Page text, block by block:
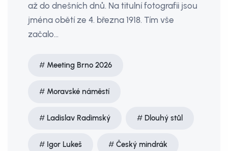
až do dnešních dnů. Na titulní fotografii jsou
jména obětí ze 4. března 1918. Tím vše
začalo…
Meeting Brno 2026
Moravské náměstí
Ladislav Radimský Dlouhý stůl
Igor Lukeš Český mindrák